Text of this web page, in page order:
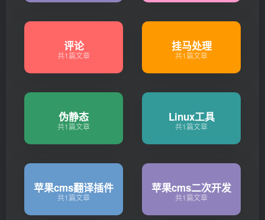
评论
共1篇文章
挂马处理
共1篇文章
伪静态
共1篇文章
Linux工具
共1篇文章
苹果cms翻译插件
共1篇文章
苹果cms二次开发
共1篇文章